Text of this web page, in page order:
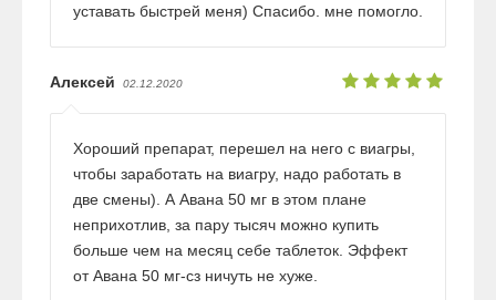
уставать быстрей меня) Спасибо. мне помогло.
Алексей 02.12.2020
Хороший препарат, перешел на него с виагры,
чтобы заработать на виагру, надо работать в
две смены). А Авана 50 мг в этом плане
неприхотлив, за пару тысяч можно купить
больше чем на месяц себе таблеток. Эффект
от Авана 50 мг-сз ничуть не хуже.